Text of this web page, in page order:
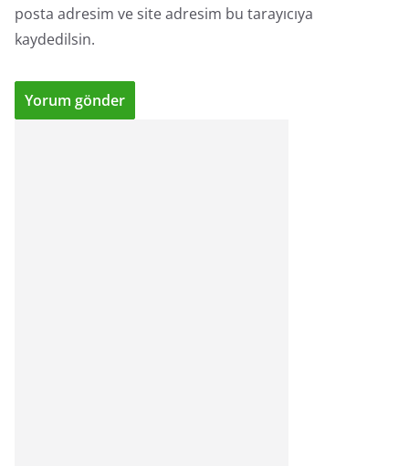
posta adresim ve site adresim bu tarayıcıya
kaydedilsin.